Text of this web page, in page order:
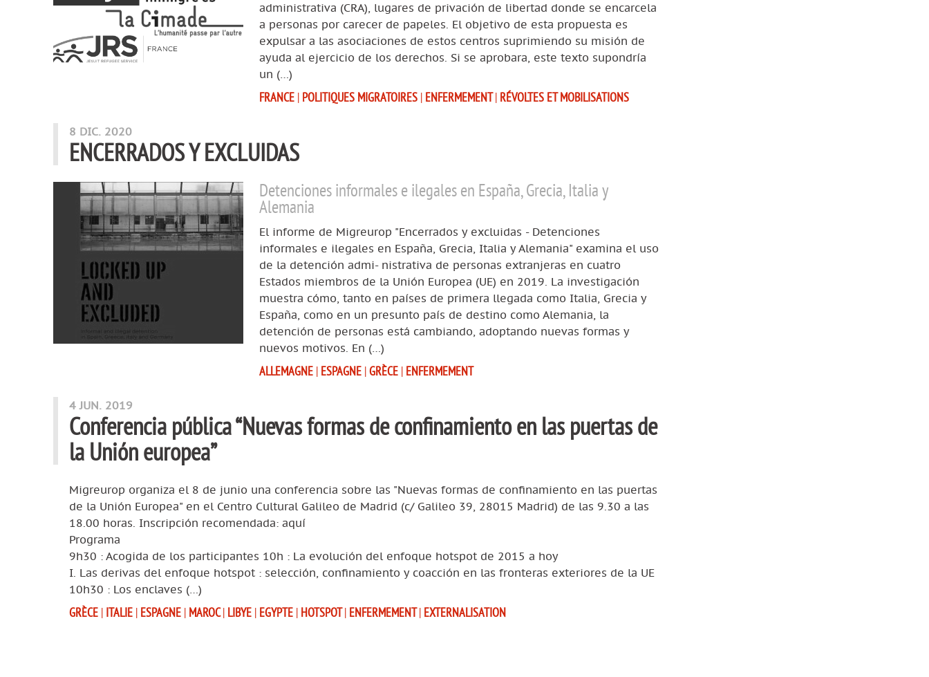
administrativa (CRA), lugares de privación de libertad donde se encarcela
a personas por carecer de papeles. El objetivo de esta propuesta es
expulsar a las asociaciones de estos centros suprimiendo su misión de
ayuda al ejercicio de los derechos. Si se aprobara, este texto supondría
un (…)
FRANCE | POLITIQUES MIGRATOIRES | ENFERMEMENT| RÉVOLTES ET MOBILISATIONS
8 DIC. 2020
ENCERRADOS Y EXCLUIDAS
Detenciones informales e ilegales en España, Grecia, Italia y
Alemania
El informe de Migreurop "Encerrados y excluidas - Detenciones
informales e ilegales en España, Grecia, Italia y Alemania" examina el uso
de la detención admi- nistrativa de personas extranjeras en cuatro
Estados miembros de la Unión Europea (UE) en 2019. La investigación
muestra cómo, tanto en países de primera llegada como Italia, Grecia y
España, como en un presunto país de destino como Alemania, la
detención de personas está cambiando, adoptando nuevas formas y
nuevos motivos. En (…)
ALLEMAGNE | ESPAGNE |GRÈCE | ENFERMEMENT
4 JUN. 2019
Conferencia pública “Nuevas formas de confinamiento en las puertas de
la Unión europea”
Migreurop organiza el 8 de junio una conferencia sobre las "Nuevas formas de confinamiento en las puertas
de la Unión Europea" en el Centro Cultural Galileo de Madrid (c/ Galileo 39, 28015 Madrid) de las 9.30 a las
18.00 horas. Inscripción recomendada: aquí
Programa
9h30 : Acogida de los participantes 10h : La evolución del enfoque hotspot de 2015 a hoy
I. Las derivas del enfoque hotspot : selección, confinamiento y coacción en las fronteras exteriores de la UE
10h30 : Los enclaves (…)
GRÈCE | ITALIE | ESPAGNE | MAROC| LIBYE | EGYPTE | HOTSPOT| ENFERMEMENT| EXTERNALISATION